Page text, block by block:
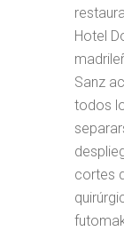
Hotel
Sanz
todos
cortes